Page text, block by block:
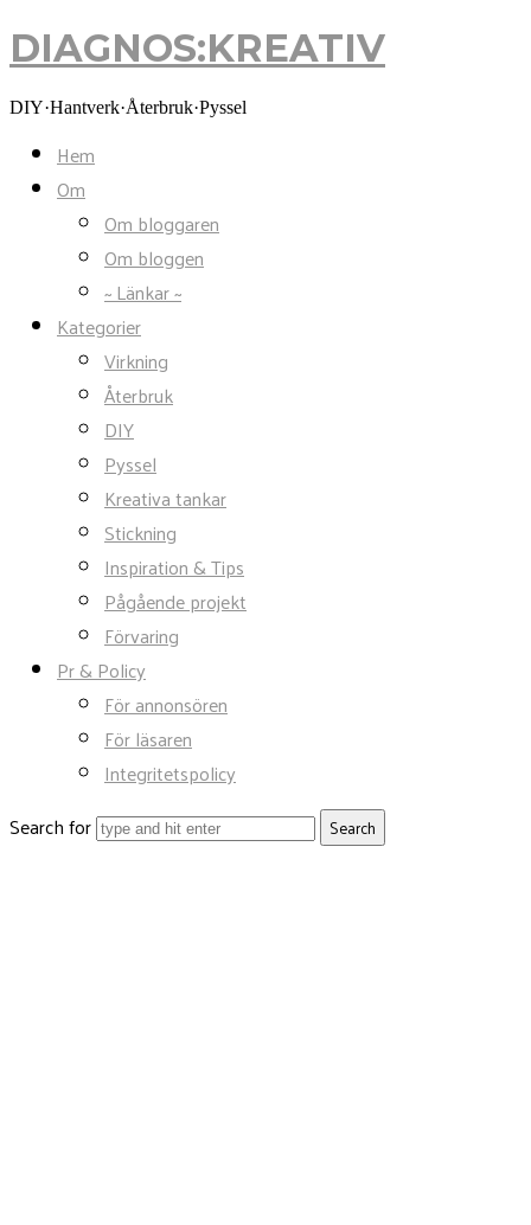
DIAGNOS:KREATIV
DIAGNOS:KREATIV
DIY·Hantverk·Återbruk·Pyssel
Hem
Om
Om bloggaren
Om bloggen
~ Länkar ~
Kategorier
Virkning
Återbruk
DIY
Pyssel
Kreativa tankar
Stickning
Inspiration & Tips
Pågående projekt
Förvaring
Pr & Policy
För annonsören
För läsaren
Integritetspolicy
Search for